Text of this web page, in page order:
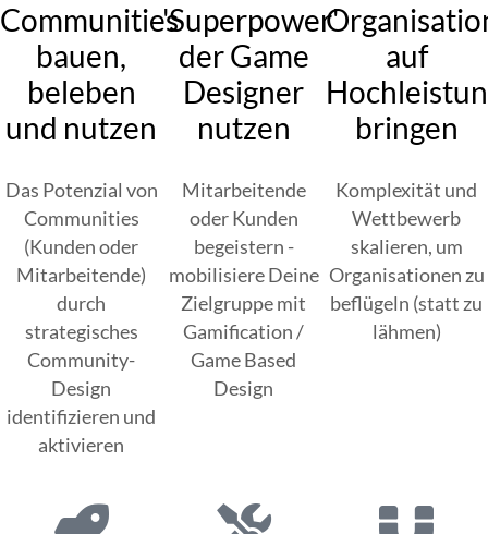
Communities
bauen,
beleben
und nutzen
Das Potenzial von
Communities
(Kunden oder
Mitarbeitende)
durch
strategisches
Community-
Design
identifizieren und
aktivieren
'Superpower'
der Game
Designer
nutzen
Mitarbeitende
oder Kunden
begeistern -
mobilisiere Deine
Zielgruppe mit
Gamification /
Game Based
Design
auf
bringen
Komplexität und
Wettbewerb
skalieren, um
Organisationen zu
beflügeln (statt zu
lähmen)